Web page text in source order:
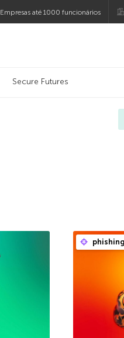
Empresas até 1000 funcionários
Secure Futures
phishing